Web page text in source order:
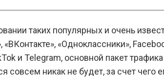
таких популярных и очень
«ВКонтакте», «Одноклассники»,
и Telegram, основной пакет
совсем никак не будет, за счет чего